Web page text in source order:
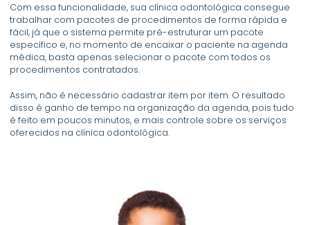
Com essa funcionalidade, sua clínica odontológica consegue
trabalhar com pacotes de procedimentos de forma rápida e
fácil, já que o sistema permite pré-estruturar um pacote
específico e, no momento de encaixar o paciente na agenda
médica, basta apenas selecionar o pacote com todos os
procedimentos contratados.
Assim, não é necessário cadastrar item por item. O resultado
disso é ganho de tempo na organização da agenda, pois tudo
é feito em poucos minutos, e mais controle sobre os serviços
oferecidos na clínica odontológica.